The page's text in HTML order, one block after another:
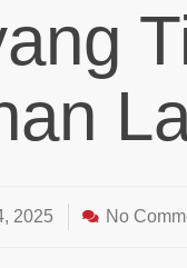
2025 No